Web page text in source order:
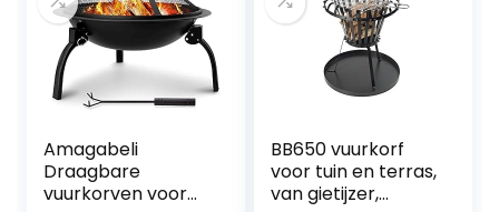
Amagabeli
Draagbare
vuurkorven voor
BB650 vuurkorf
voor tuin en terras,
van gietijzer,